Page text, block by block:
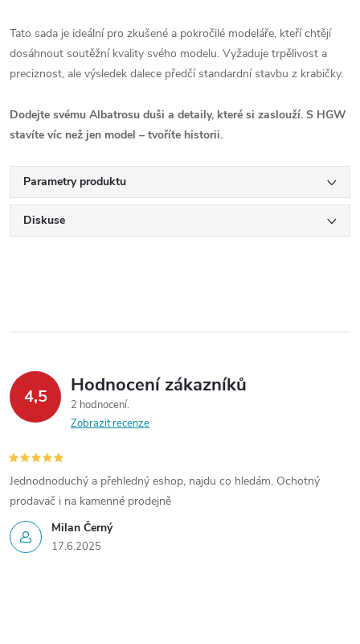
Tato sada je ideální pro zkušené a pokročilé modeláře, kteří chtějí
dosáhnout soutěžní kvality svého modelu. Vyžaduje trpělivost a
preciznost, ale výsledek dalece předčí standardní stavbu z krabičky.
Dodejte svému Albatrosu duši a detaily, které si zaslouží. S HGW
stavíte víc než jen model – tvoříte historii.
Parametry produktu
Diskuse
4,5 Hodnocení zákazníků
2 hodnocení
Zobrazit recenze
Milan Černý
17.6.2025
Jednodnoduchý a přehledný eshop, najdu co hledám. Ochotný
prodavač i na kamenné prodejně